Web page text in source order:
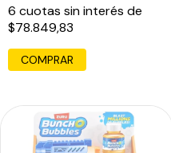
6 cuotas sin interés de
$78.849,83